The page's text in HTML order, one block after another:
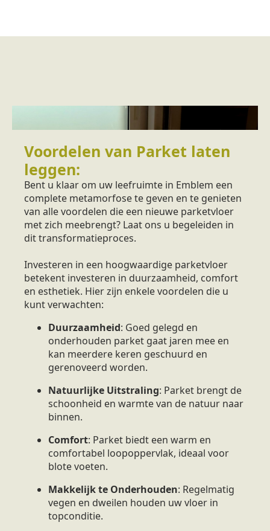
Voordelen van Parket laten
leggen:
Bent u klaar om uw leefruimte in Emblem een
complete metamorfose te geven en te genieten
van alle voordelen die een nieuwe parketvloer
met zich meebrengt? Laat ons u begeleiden in
dit transformatieproces.
Investeren in een hoogwaardige parketvloer
betekent investeren in duurzaamheid, comfort
en esthetiek. Hier zijn enkele voordelen die u
kunt verwachten:
Duurzaamheid: Goed gelegd en
onderhouden parket gaat jaren mee en
kan meerdere keren geschuurd en
gerenoveerd worden.
Natuurlijke Uitstraling: Parket brengt de
schoonheid en warmte van de natuur naar
binnen.
Comfort: Parket biedt een warm en
comfortabel loopoppervlak, ideaal voor
blote voeten.
Makkelijk te Onderhouden: Regelmatig
vegen en dweilen houden uw vloer in
topconditie.